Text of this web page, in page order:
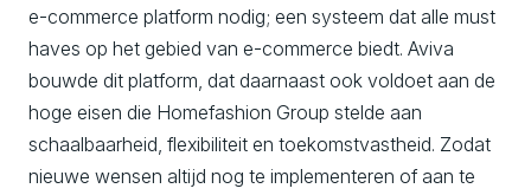
e-commerce platform nodig; een systeem dat alle must
haves op het gebied van e-commerce biedt. Aviva
bouwde dit platform, dat daarnaast ook voldoet aan de
hoge eisen die Homefashion Group stelde aan
schaalbaarheid, flexibiliteit en toekomstvastheid. Zodat
nieuwe wensen altijd nog te implementeren of aan te